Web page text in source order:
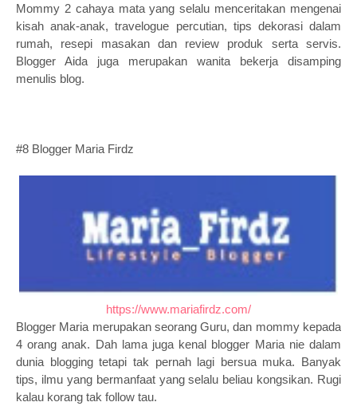
Mommy 2 cahaya mata yang selalu menceritakan mengenai
kisah anak-anak, travelogue percutian, tips dekorasi dalam
rumah, resepi masakan dan review produk serta servis.
Blogger Aida juga merupakan wanita bekerja disamping
menulis blog.
#8 Blogger Maria Firdz
https://www.mariafirdz.com/
Blogger Maria merupakan seorang Guru, dan mommy kepada
4 orang anak. Dah lama juga kenal blogger Maria nie dalam
dunia blogging tetapi tak pernah lagi bersua muka. Banyak
tips, ilmu yang bermanfaat yang selalu beliau kongsikan. Rugi
kalau korang tak follow tau.